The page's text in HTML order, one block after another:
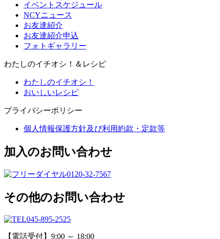
イベントスケジュール
NCYニュース
お友達紹介
お友達紹介申込
フォトギャラリー
わたしのイチオシ！＆レシピ
わたしのイチオシ！
おいしいレシピ
プライバシーポリシー
個人情報保護方針及び利用約款・定款等
加入のお問い合わせ
0120-32-7567
その他のお問い合わせ
045-895-2525
【電話受付】9:00 ～ 18:00